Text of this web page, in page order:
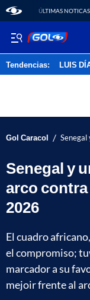
ÚLTIMAS NOTICAS
Tendencias: LUIS
Gol Caracol /
Senegal y
arco
2026
El cuadro
el compromiso;
marcador a su
mejoir frente al